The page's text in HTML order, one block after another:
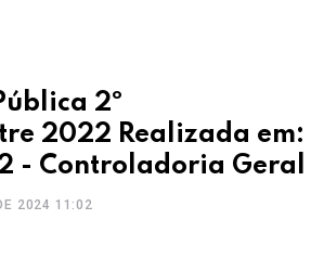
2º
2022 Realizada em:
- Controladoria Geral
2024 11:02